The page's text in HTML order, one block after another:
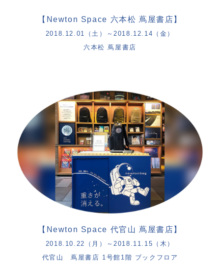
【 Newton Space 六本松 蔦屋書店】
2018.12.01 （土）～2018.12.14 （金）
六本松 蔦屋書店
【 Newton Space 代官山 蔦屋書店】
2018.10.22 （月）～ 2018.11.15 （木）
代官山 蔦屋書店 1 号館 1 階 ブックフロア